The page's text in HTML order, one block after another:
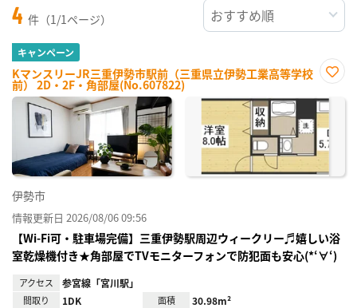
4 件（1/1ページ）
キャンペーン
KマンスリーJR三重伊勢市駅前（三重県立伊勢工業高等学校
前） 2D・2F・角部屋(No.607822)
に入
り登
伊勢市
情報更新日 2026/08/06 09:56
【Wi-Fi可・駐車場完備】三重伊勢駅周辺ウィークリー♬嬉しい浴
室乾燥機付き★角部屋でTVモニターフォンで防犯面も安心(*‘∀‘)
アクセス 参宮線「宮川駅」
間取り 1DK 面積 30.98m²